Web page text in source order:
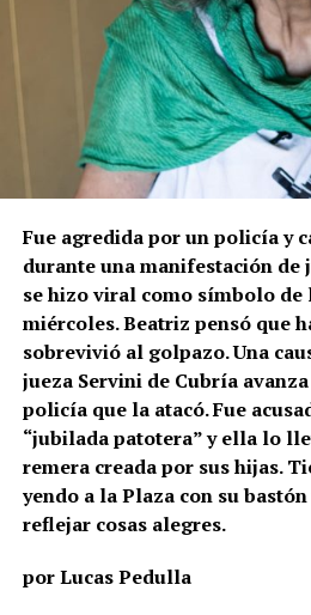
Fue agredida por un policía y
durante una manifestación de
se hizo viral como símbolo de
miércoles. Beatriz pensó que
sobrevivió al golpazo. Una
jueza Servini de Cubría
policía que la atacó. Fue
“jubilada patotera” y ella lo
remera creada por sus hijas.
yendo a la Plaza con su
reflejar cosas alegres.
por Lucas Pedulla